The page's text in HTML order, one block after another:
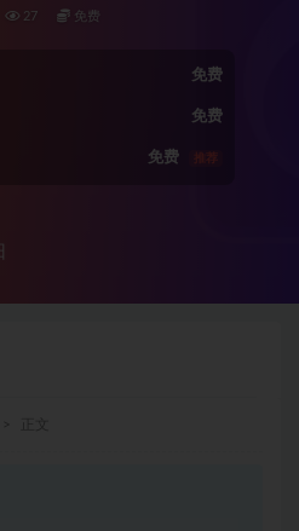
27 免费
免费
免费
免费 推荐